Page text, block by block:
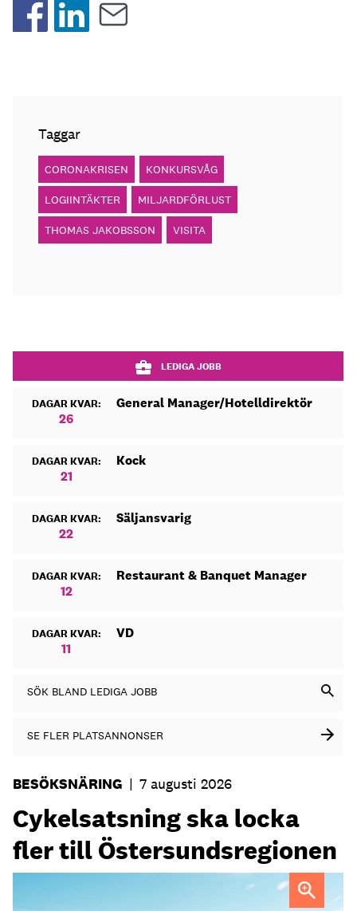
Taggar
CORONAKRISEN KONKURSVÅG
LOGIINTÄKTER MILJARDFÖRLUST
THOMAS JAKOBSSON VISITA
LEDIGA JOBB
DAGAR KVAR:
26
General Manager/Hotelldirektör
DAGAR KVAR:
21
Kock
DAGAR KVAR:
22
Säljansvarig
DAGAR KVAR:
12
Restaurant & Banquet Manager
DAGAR KVAR:
11
VD
SÖK BLAND LEDIGA JOBB
SE FLER PLATSANNONSER
BESÖKSNÄRING | 7 augusti 2026
Cykelsatsning ska locka
fler till Östersundsregionen